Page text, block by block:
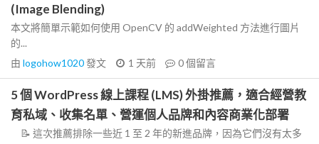
(Image Blending)
本文將簡單示範如何使用 OpenCV 的 addWeighted 方法進行圖片
的...
由 logohow1020發文 1 天前 0個留言
5 個 WordPress 線上課程 (LMS) 外掛推薦，適合經營教
育私域、收集名單、營運個人品牌和內容商業化部署
📝 這次推薦排除一些近 1 至 2 年的新進品牌，因為它們沒有太多